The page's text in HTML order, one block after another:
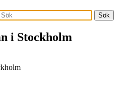
Sök
i Stockholm